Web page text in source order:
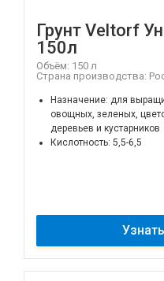
Грунт Veltorf
150л
Объём: 150 л
Страна производства:
Назначение: для
овощных, зеленых,
деревьев и кустарников
Кислотность: 5,5-6,5